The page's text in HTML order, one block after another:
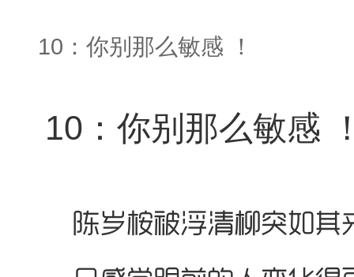
10：你别那么敏感 ！
10：你别那么敏感